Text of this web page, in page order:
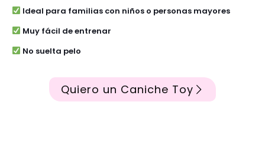
Ideal para familias con niños o personas mayores
Muy fácil de entrenar
No suelta pelo
Quiero un Caniche Toy